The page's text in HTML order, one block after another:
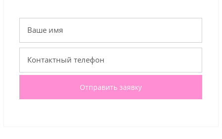
Отправить заявку